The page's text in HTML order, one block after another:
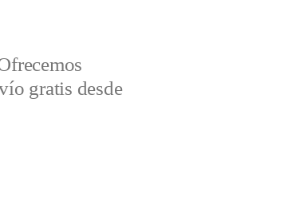
gratis desde